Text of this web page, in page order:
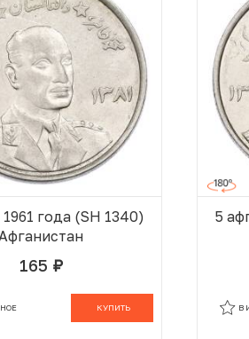
года (SH 1340)
165 руб.
КУПИТЬ
5
В